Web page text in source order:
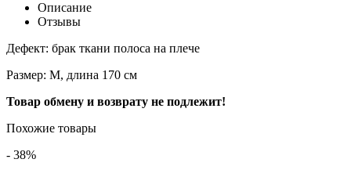
Описание
Отзывы
Дефект: брак ткани полоса на плече
Размер: М, длина 170 см
Товар обмену и возврату не подлежит!
Похожие товары
- 38%